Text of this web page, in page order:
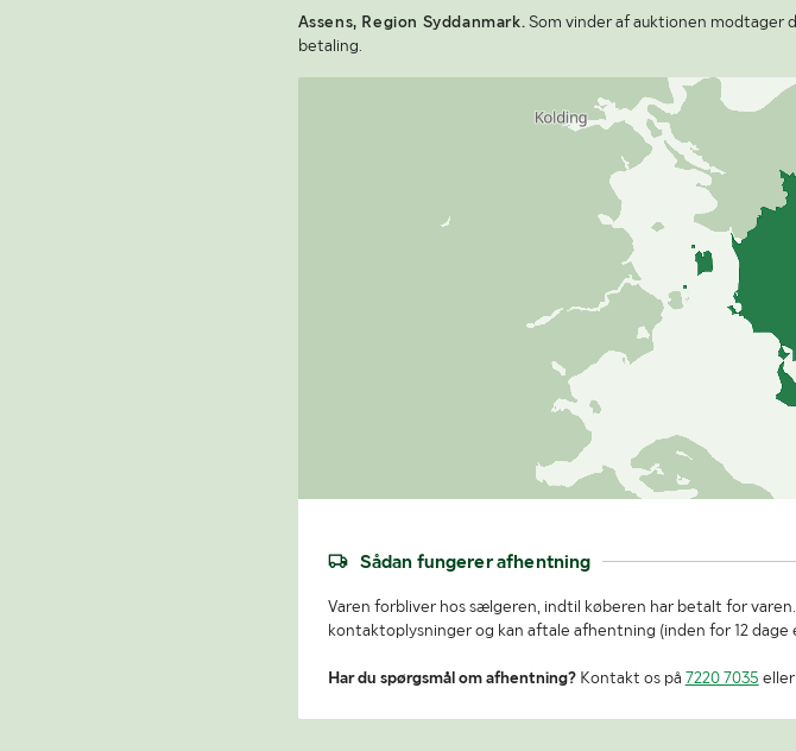
Assens, Region Syddanmark.Som vinder af auktionen modtager
betaling.
Sådan fungerer afhentning
Varen forbliver hos sælgeren, indtil køberen har betalt for
kontaktoplysninger og kan aftale afhentning (inden for 12
Har du spørgsmål om afhentning?Kontakt os på 7220 7035